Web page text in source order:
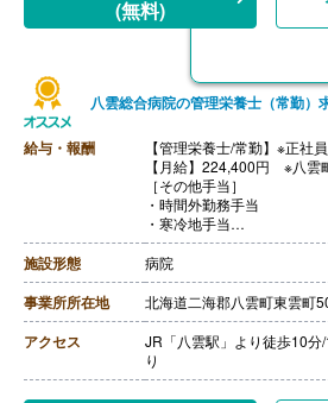
(無料)
八雲総合病院の管理栄養士（常勤）
給与・報酬
【管理栄養士/常勤】※正社員
【月給】224,400円 ※八雲
［その他手当］
・時間外勤務手当
・寒冷地手当
・住宅手当
【賞与】年2回（計4.60ヶ月
減額あり
【通勤手当】あり（上限
方
【昇給】あり（1月あたり
【退職金】あり※勤続1年以上
施設形態 病院
事業所所在地 北海道二海郡八雲町東雲町
アクセス
JR「八雲駅」より徒歩10
り